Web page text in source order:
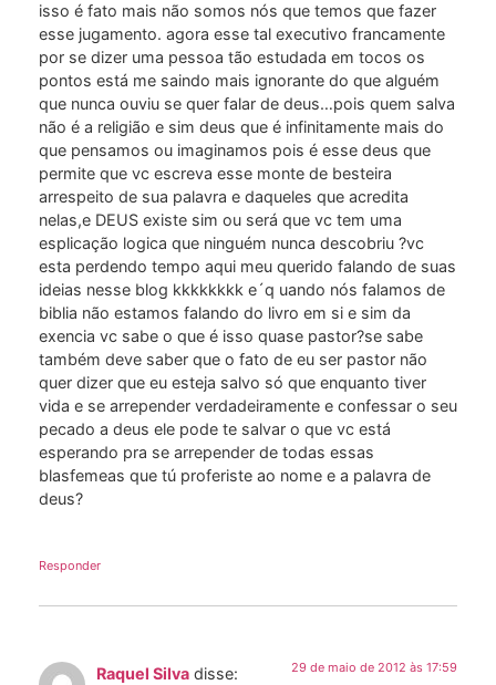
isso é fato mais não somos nós que temos que fazer
esse jugamento. agora esse tal executivo francamente
por se dizer uma pessoa tão estudada em tocos os
pontos está me saindo mais ignorante do que alguém
que nunca ouviu se quer falar de deus…pois quem salva
não é a religião e sim deus que é infinitamente mais do
que pensamos ou imaginamos pois é esse deus que
permite que vc escreva esse monte de besteira
arrespeito de sua palavra e daqueles que acredita
nelas,e DEUS existe sim ou será que vc tem uma
esplicação logica que ninguém nunca descobriu ?vc
esta perdendo tempo aqui meu querido falando de suas
ideias nesse blog kkkkkkkk e´q uando nós falamos de
biblia não estamos falando do livro em si e sim da
exencia vc sabe o que é isso quase pastor?se sabe
também deve saber que o fato de eu ser pastor não
quer dizer que eu esteja salvo só que enquanto tiver
vida e se arrepender verdadeiramente e confessar o seu
pecado a deus ele pode te salvar o que vc está
esperando pra se arrepender de todas essas
blasfemeas que tú proferiste ao nome e a palavra de
deus?
Responder
Raquel Silva disse: 29 de maio de 2012 às 17:59